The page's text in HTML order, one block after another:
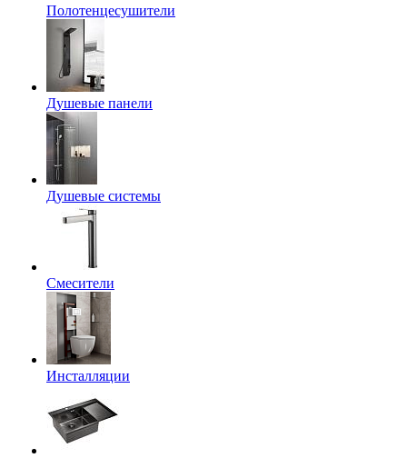
Полотенцесушители
Душевые панели
Душевые системы
Смесители
Инсталляции